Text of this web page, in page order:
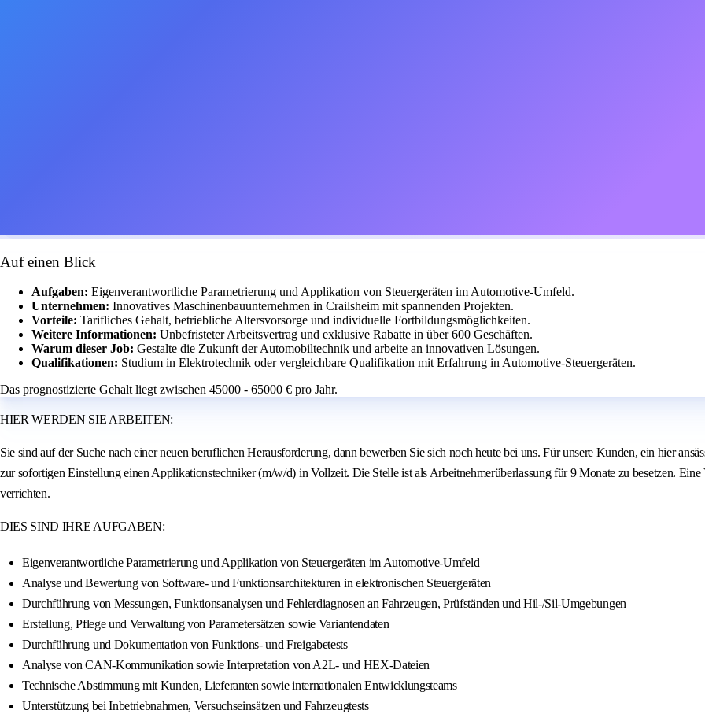
Auf einen Blick
Aufgaben: Eigenverantwortliche Parametrierung und Applikation von Steuergeräten im Automotive-Umfeld.
Unternehmen: Innovatives Maschinenbauunternehmen in Crailsheim mit spannenden Projekten.
Vorteile: Tarifliches Gehalt, betriebliche Altersvorsorge und individuelle Fortbildungsmöglichkeiten.
Weitere Informationen: Unbefristeter Arbeitsvertrag und exklusive Rabatte in über 600 Geschäften.
Warum dieser Job: Gestalte die Zukunft der Automobiltechnik und arbeite an innovativen Lösungen.
Qualifikationen: Studium in Elektrotechnik oder vergleichbare Qualifikation mit Erfahrung in Automotive-Steuergeräten.
Das prognostizierte Gehalt liegt zwischen 45000 - 65000 € pro Jahr.
HIER WERDEN SIE ARBEITEN:
Sie sind auf der Suche nach einer neuen beruflichen Herausforderung, dann bewerben Sie sich noch heute bei uns. Für unsere Kunden, ein hier
zur sofortigen Einstellung einen Applikationstechniker (m/w/d) in Vollzeit. Die Stelle ist als Arbeitnehmerüberlassung für 9 Monate zu besetzen.
verrichten.
DIES SIND IHRE AUFGABEN:
Eigenverantwortliche Parametrierung und Applikation von Steuergeräten im Automotive-Umfeld
Analyse und Bewertung von Software- und Funktionsarchitekturen in elektronischen Steuergeräten
Durchführung von Messungen, Funktionsanalysen und Fehlerdiagnosen an Fahrzeugen, Prüfständen und Hil-/Sil-Umgebungen
Erstellung, Pflege und Verwaltung von Parametersätzen sowie Variantendaten
Durchführung und Dokumentation von Funktions- und Freigabetests
Analyse von CAN-Kommunikation sowie Interpretation von A2L- und HEX-Dateien
Technische Abstimmung mit Kunden, Lieferanten sowie internationalen Entwicklungsteams
Unterstützung bei Inbetriebnahmen, Versuchseinsätzen und Fahrzeugtests